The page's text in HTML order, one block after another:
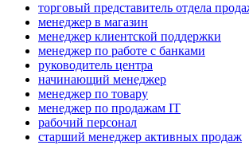
торговый представитель отдела
менеджер в магазин
менеджер клиентской поддержки
менеджер по работе с банками
руководитель центра
начинающий менеджер
менеджер по товару
менеджер по продажам IT
рабочий персонал
старший менеджер активных продаж